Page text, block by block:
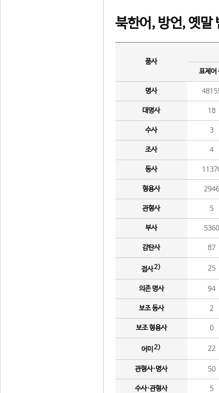
북한어, 방언, 옛말
품사
표제어
명사
대명사 18
수사 3
조사 4
동사
형용사 2946
관형사 5
부사 5360
감탄사 87
접사2) 25
의존 명사 94
보조 동사 2
보조 형용사 0
어미 2) 22
관형사·명사 50
수사·관형사 5